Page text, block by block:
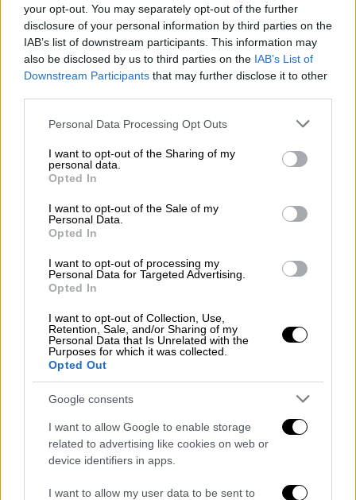
your opt-out. You may separately opt-out of the further
disclosure of your personal information by third parties on the
IAB’s list of downstream participants. This information may
also be disclosed by us to third parties on the IAB’s List of
Downstream Participants that may further disclose it to other
Please note that this website/app uses one or more Google
not limited to your visit or usage behaviour. You may click to
grant or deny consent to Google and its third-party tags to
use your data for below specified purposes in below Google
consent section.
Personal Data Processing Opt Outs
I want to opt-out of the Sharing of my
personal data.
Opted In
I want to opt-out of the Sale of my
Personal Data.
Opted In
I want to opt-out of processing my
Personal Data for Targeted Advertising.
Opted In
I want to opt-out of Collection, Use,
Retention, Sale, and/or Sharing of my
Personal Data that Is Unrelated with the
Purposes for which it was collected.
Opted Out
Google consents
I want to allow Google to enable storage
related to advertising like cookies on web or
device identifiers in apps.
I want to allow my user data to be sent to
«αναμέτρηση» Ανδρουλάκη και Δούκα -
Πώς θα επηρεάσει το ντιμπέιτ το
αποτέλεσμα των εκλογών
Σε πολύ καλό κλίμα η συνάντηση των
εκπροσώπων των δύο υποψήφιων για την
προεδρία του κόμματος